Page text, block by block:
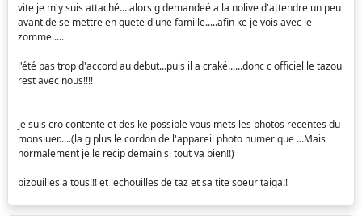
vite je m'y suis attaché....alors g demandeé a la nolive d'attendre un peu
avant de se mettre en quete d'une famille.....afin ke je vois avec le
zomme.....
l'été pas trop d'accord au debut...puis il a craké......donc c officiel le tazou
rest avec nous!!!!
je suis cro contente et des ke possible vous mets les photos recentes du
monsiuer.....(la g plus le cordon de l'appareil photo numerique ...Mais
normalement je le recip demain si tout va bien!!)
bizouilles a tous!!! et lechouilles de taz et sa tite soeur taiga!!